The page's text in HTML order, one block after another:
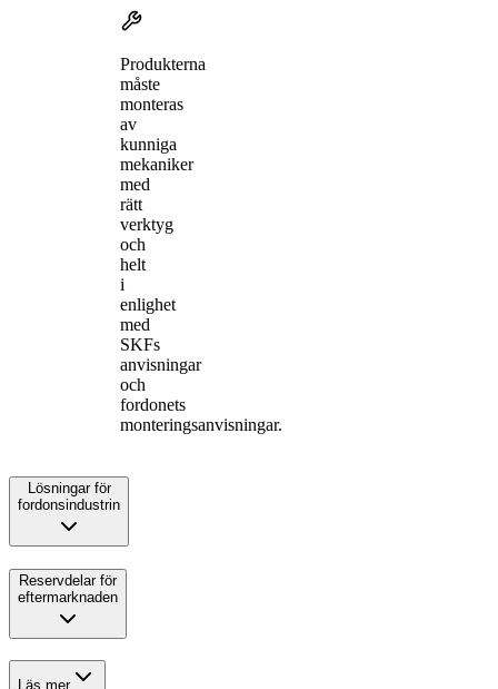
Produkterna
måste
monteras
av
kunniga
mekaniker
med
rätt
verktyg
och
helt
i
enlighet
med
SKFs
anvisningar
och
fordonets
monteringsanvisningar.
Lösningar för
fordonsindustrin
Reservdelar för
eftermarknaden
Läs mer